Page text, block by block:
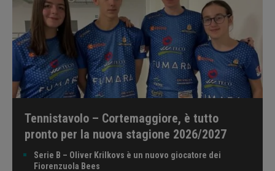
Tennistavolo – Cortemaggiore, è tutto
pronto per la nuova stagione 2026/2027
Serie B – Oliver Krilkovs è un nuovo giocatore dei
Fiorenzuola Bees